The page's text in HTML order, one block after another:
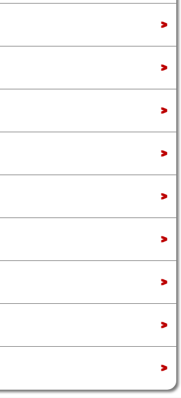
>
>
>
>
>
>
>
>
>